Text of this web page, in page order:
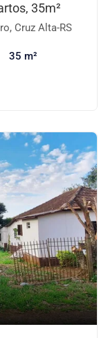
35m²
Cruz Alta-RS
35 m²